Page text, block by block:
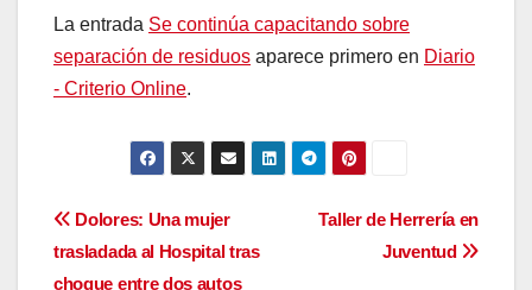
La entrada Se continúa capacitando sobre
separación de residuos aparece primero en Diario
- Criterio Online.
Navegación
de
Taller de Herrería en
Juventud
Dolores: Una mujer
trasladada al Hospital tras
choque entre dos autos